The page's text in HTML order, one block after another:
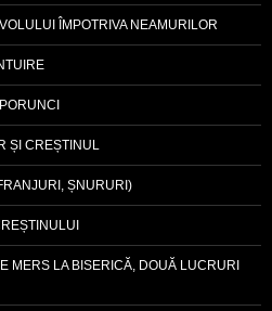
ÎMPOTRIVA NEAMURILOR
ȘI CREȘTINUL
ȘNURURI)
MERS LA BISERICĂ, DOUĂ LUCRURI